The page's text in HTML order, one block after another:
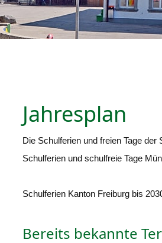
Jahresplan
Die Schulferien und freien Tage
Schulferien und schulfreie Tage
Schulferien Kanton Freiburg bis
Bereits bekannte